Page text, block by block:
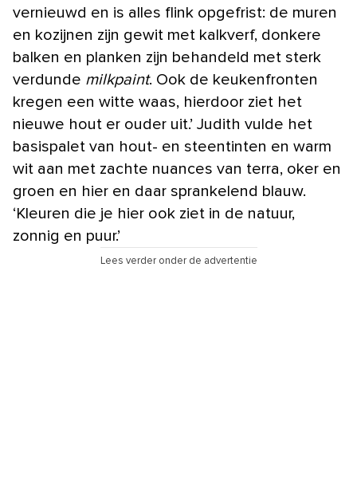
vernieuwd en is alles flink opgefrist: de muren
en kozijnen zijn gewit met kalkverf, donkere
balken en planken zijn behandeld met sterk
verdunde milkpaint. Ook de keukenfronten
kregen een witte waas, hierdoor ziet het
nieuwe hout er ouder uit.’ Judith vulde het
basispalet van hout- en steentinten en warm
wit aan met zachte nuances van terra, oker en
groen en hier en daar sprankelend blauw.
‘Kleuren die je hier ook ziet in de natuur,
zonnig en puur.’
Lees verder onder de advertentie